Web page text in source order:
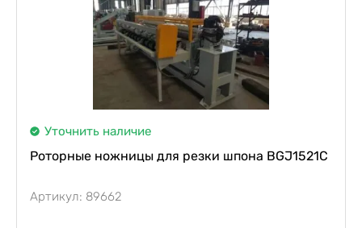
Уточнить наличие
Роторные ножницы для резки шпона BGJ1521C
Артикул: 89662